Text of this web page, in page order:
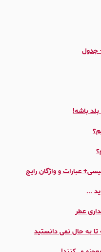
باشه!
عبارات و واژگان رایج
...
عطر